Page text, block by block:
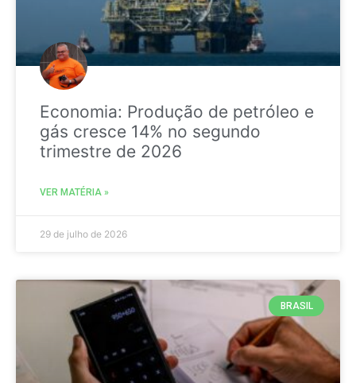
Economia: Produção de petróleo e
gás cresce 14% no segundo
trimestre de 2026
VER MATÉRIA »
29 de julho de 2026
BRASIL